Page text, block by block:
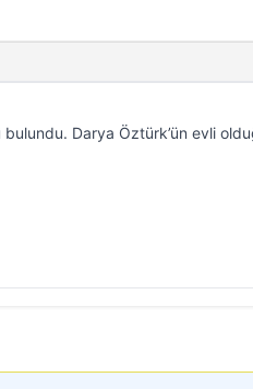
bulundu. Darya Öztürk’ün evli